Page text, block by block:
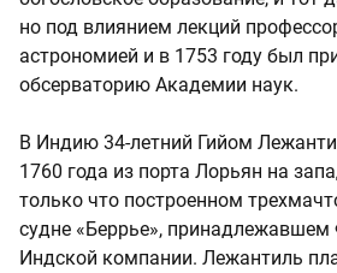
но под влиянием лекций
астрономией и в 1753 году был
обсерваторию Академии наук.
В Индию 34-летний Гийом
1760 года из порта Лорьян на
только что построенном
судне «Беррье», принадлежавшем
Индской компании. Лежантиль